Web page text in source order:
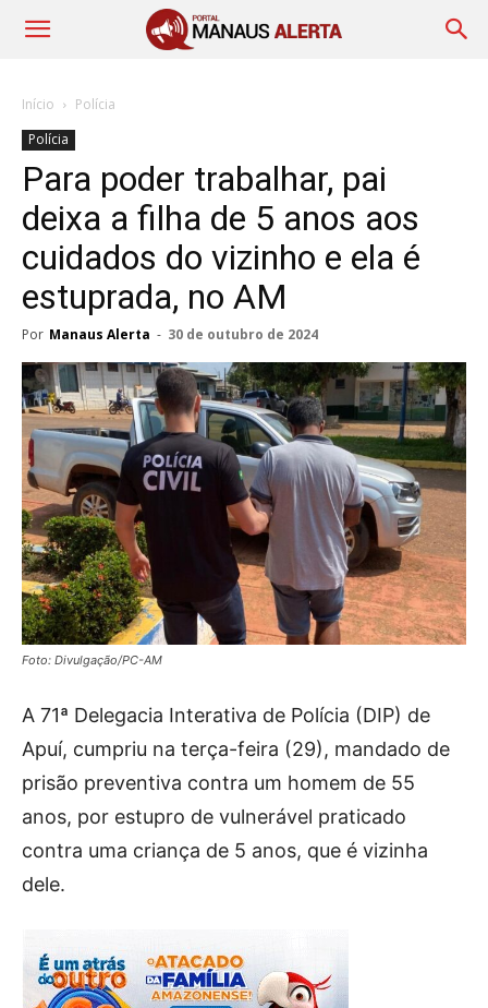
Início
Polícia
Polícia
Para poder trabalhar, pai
deixa a filha de 5 anos aos
cuidados do vizinho e ela é
estuprada, no AM
Por Manaus Alerta - 30 de outubro de 2024
Foto: Divulgação/PC-AM
A 71ª Delegacia Interativa de Polícia (DIP) de
Apuí, cumpriu na terça-feira (29), mandado de
prisão preventiva contra um homem de 55
anos, por estupro de vulnerável praticado
contra uma criança de 5 anos, que é vizinha
dele.